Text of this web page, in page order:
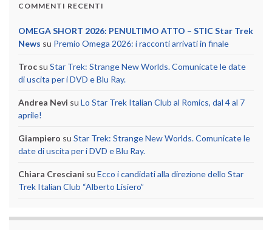
COMMENTI RECENTI
OMEGA SHORT 2026: PENULTIMO ATTO – STIC Star Trek
News su Premio Omega 2026: i racconti arrivati in finale
Troc su Star Trek: Strange New Worlds. Comunicate le date
di uscita per i DVD e Blu Ray.
Andrea Nevi su Lo Star Trek Italian Club al Romics, dal 4 al 7
aprile!
Giampiero su Star Trek: Strange New Worlds. Comunicate le
date di uscita per i DVD e Blu Ray.
Chiara Cresciani su Ecco i candidati alla direzione dello Star
Trek Italian Club “Alberto Lisiero”